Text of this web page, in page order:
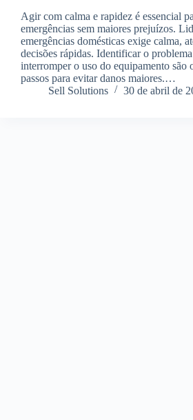
Agir com calma e rapidez é essencial
emergências sem maiores prejuízos.
emergências domésticas exige calma,
decisões rápidas. Identificar o
interromper o uso do equipamento são
passos para evitar danos maiores.…
Sell Solutions
30 de abril de